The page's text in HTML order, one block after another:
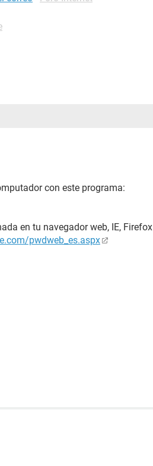
con este programa:
en tu navegador web, IE, Firefox
pwdweb_es.aspx